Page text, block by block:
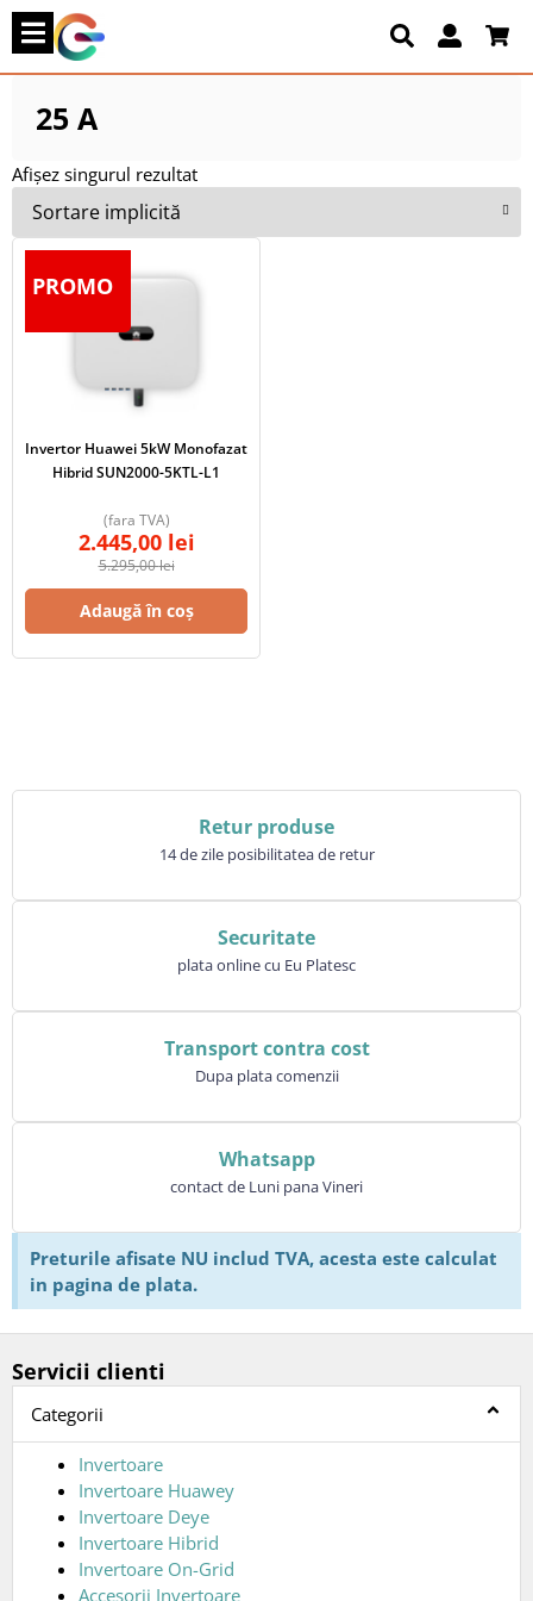
25 A
Afișez singurul rezultat
PROMO
Invertor Huawei 5kW Monofazat
Hibrid SUN2000-5KTL-L1
5.295,00lei
2.445,00 lei
(fara TVA)
Adaugă în coș
Retur produse
14 de zile posibilitatea de retur
Securitate
plata online cu Eu Platesc
Transport contra cost
Dupa plata comenzii
Whatsapp
contact de Luni pana Vineri
Preturile afisate NU includ TVA, acesta este calculat
in pagina de plata.
Servicii clienti
Categorii
Invertoare
Invertoare Huawey
Invertoare Deye
Invertoare Hibrid
Invertoare On-Grid
Accesorii Invertoare